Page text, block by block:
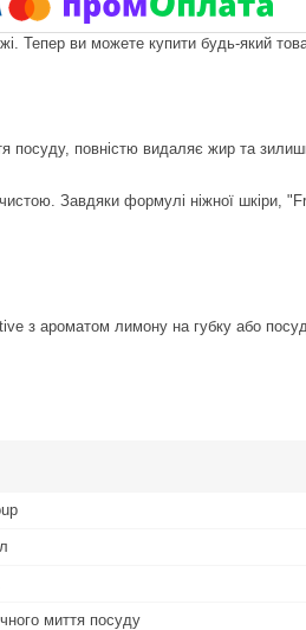
Тепер ви можете купити будь-який
повністю видаляє жир та
Завдяки формулі ніжної шкіри,
з ароматом лимону на губку або
миття посуду